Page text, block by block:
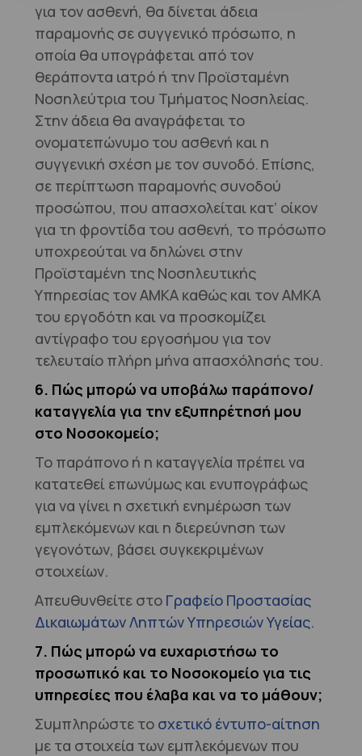
για τον ασθενή, θα δίνεται άδεια
παραμονής σε συγγενικό πρόσωπο, η
οποία θα υπογράφεται από τον
θεράποντα ιατρό ή την Προϊσταμένη
Νοσηλεύτρια του Τμήματος Νοσηλείας.
Στην άδεια θα αναγράφεται το
ονοματεπώνυμο του ασθενή και η
συγγενική σχέση με τον συνοδό. Επίσης,
σε περίπτωση παραμονής συνοδού
προσώπου, που απασχολείται κατ’ οίκον
για τη φροντίδα του ασθενή, το πρόσωπο
υποχρεούται να δηλώνει στην
Προϊσταμένη της Νοσηλευτικής
Υπηρεσίας τον ΑΜΚΑ καθώς και τον ΑΜΚΑ
του εργοδότη και να προσκομίζει
αντίγραφο του εργοσήμου για τον
τελευταίο πλήρη μήνα απασχόλησής του.
6. Πώς μπορώ να υποβάλω παράπονο/
καταγγελία για την εξυπηρέτησή μου
στο Νοσοκομείο;
Το παράπονο ή η καταγγελία πρέπει να
κατατεθεί επωνύμως και ενυπογράφως
για να γίνει η σχετική ενημέρωση των
εμπλεκόμενων και η διερεύνηση των
γεγονότων, βάσει συγκεκριμένων
στοιχείων.
Απευθυνθείτε στο Γραφείο Προστασίας
Δικαιωμάτων Ληπτών Υπηρεσιών Υγείας.
7. Πώς μπορώ να ευχαριστήσω το
προσωπικό και το Νοσοκομείο για τις
υπηρεσίες που έλαβα και να το μάθουν;
Συμπληρώστε το σχετικό έντυπο-αίτηση
με τα στοιχεία των εμπλεκόμενων που